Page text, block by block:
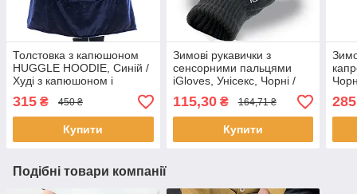
Толстовка з капюшоном
HUGGLE HOODIE, Синій /
Худі з капюшоном і
рукавами / Толстовка -
плед з капюшоном
315 ₴ 450 ₴
Купити
Зимові рукавички з
сенсорними пальцями
iGloves, Унісекс, Чорні /
Сенсорні рукавички для
телефону
115,30₴ 164,71 ₴
Купити
Подібні товари компанії